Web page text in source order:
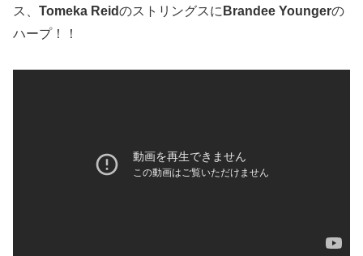
ス、 Tomeka Reidのストリングスに Brandee Youngerの
ハープ！！